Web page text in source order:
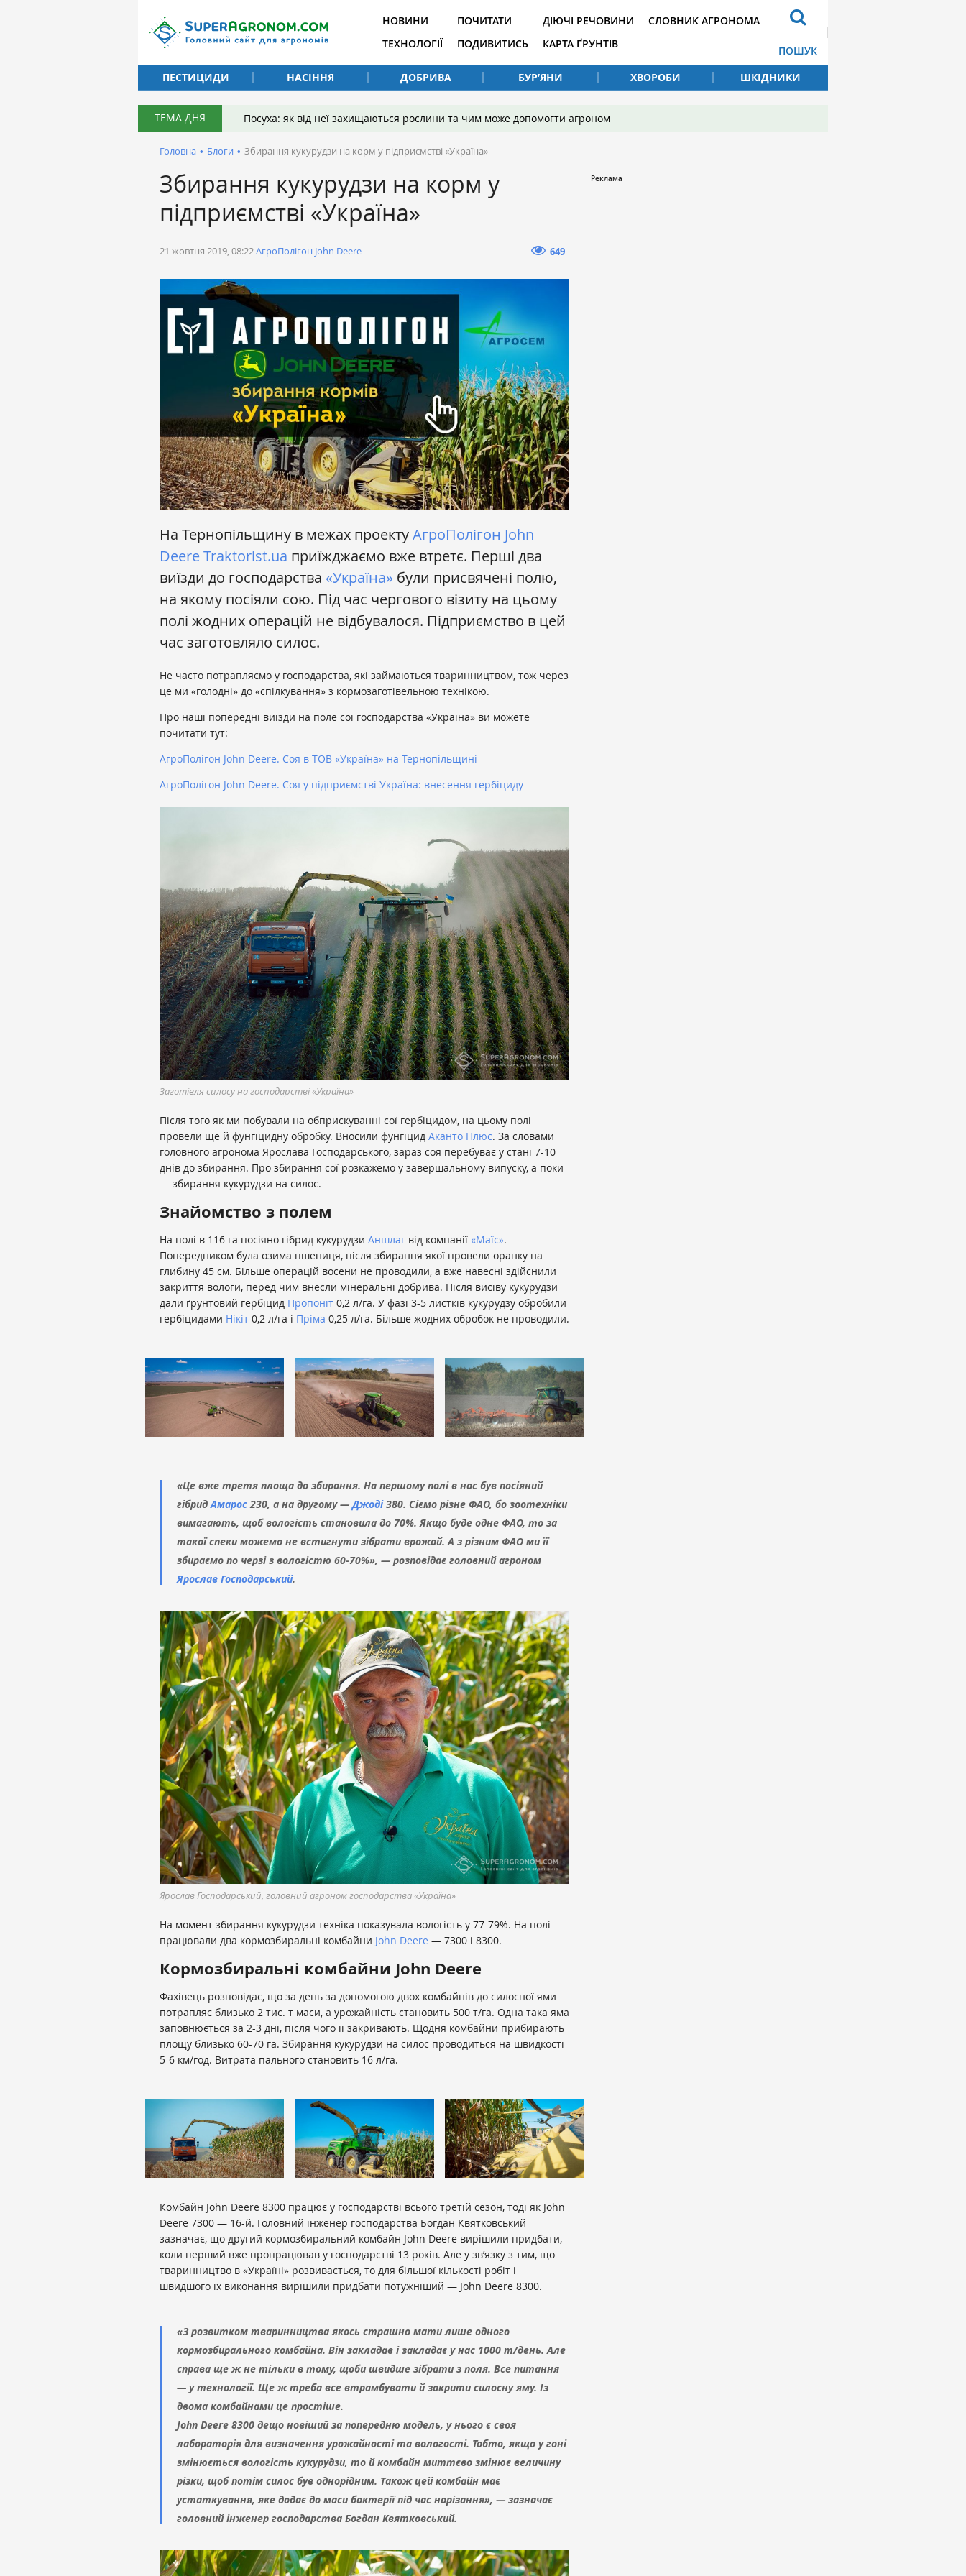
НОВИНИ
ТЕХНОЛОГІЇ
ПОЧИТАТИ
ПОДИВИТИСЬ
ДІЮЧІ РЕЧОВИНИ
КАРТА ҐРУНТІВ
СЛОВНИК АГРОНОМА
ПОШУК
ПЕСТИЦИДИ
НАСІННЯ ДОБРИВА БУР’ЯНИ ХВОРОБИ ШКІДНИКИ
ТЕМА ДНЯ Посуха: як від неї захищаються рослини та чим може допомогти агроном
Головна • Блоги • Збирання кукурудзи на корм у підприємстві «Україна»
Збирання кукурудзи на корм у
підприємстві «Україна»
21 жовтня 2019, 08:22АгроПолігон John Deere 649
На Тернопільщину в межах проектуАгроПолігон John
DeereTraktorist.ua приїжджаємо вже втретє. Перші два
виїзди до господарства «Україна» були присвячені полю,
на якому посіяли сою. Під час чергового візиту на цьому
полі жодних операцій не відбувалося. Підприємство в цей
час заготовляло силос.
Не часто потрапляємо у господарства, які займаються тваринництвом, тож через
це ми «голодні» до «спілкування» з кормозаготівельною технікою.
Про наші попередні виїзди на поле сої господарства «Україна» ви можете
почитати тут:
АгроПолігон John Deere. Соя в ТОВ «Україна» на Тернопільщині
АгроПолігон John Deere. Соя у підприємстві Україна: внесення гербіциду
Заготівля силосу на господарстві «Україна»
Після того як ми побували на обприскуванні сої гербіцидом, на цьому полі
провели ще й фунгіцидну обробку. Вносили фунгіцид Аканто Плюс. За словами
головного агронома Ярослава Господарського, зараз соя перебуває у стані 7-10
днів до збирання. Про збирання сої розкажемо у завершальному випуску, а поки
— збирання кукурудзи на силос.
Знайомство з полем
На полі в 116 га посіяно гібрид кукурудзи Аншлаг від компанії «Маїс».
Попередником була озима пшениця, після збирання якої провели оранку на
глибину 45 см. Більше операцій восени не проводили, а вже навесні здійснили
закриття вологи, перед чим внесли мінеральні добрива. Після висіву кукурудзи
дали ґрунтовий гербіцид Пропоніт 0,2 л/га. У фазі 3-5 листків кукурудзу обробили
гербіцидами Нікіт 0,2 л/га і Пріма 0,25 л/га. Більше жодних обробок не проводили.
«Це вже третя площа до збирання. На першому полі в нас був посіяний
гібридАмарос230, а на другому —Джоді380. Сіємо різне ФАО, бо зоотехніки
вимагають, щоб вологість становила до 70%. Якщо буде одне ФАО, то за
такої спеки можемо не встигнути зібрати врожай. А з різним ФАО ми її
збираємо по черзі з вологістю 60-70%», — розповідає головний агроном
Ярослав Господарський.
Ярослав Господарський, головний агроном господарства «Україна»
На момент збирання кукурудзи техніка показувала вологість у 77-79%. На полі
працювали два кормозбиральні комбайни John Deere — 7300 і 8300.
Кормозбиральні комбайни John Deere
Фахівець розповідає, що за день за допомогою двох комбайнів до силосної ями
потрапляє близько 2 тис. т маси, а урожайність становить 500 т/га. Одна така яма
заповнюється за 2-3 дні, після чого її закривають. Щодня комбайни прибирають
площу близько 60-70 га. Збирання кукурудзи на силос проводиться на швидкості
5-6 км/год. Витрата пального становить 16 л/га.
Комбайн John Deere 8300 працює у господарстві всього третій сезон, тоді як John
Deere 7300 — 16-й. Головний інженер господарства Богдан Квятковський
зазначає, що другий кормозбиральний комбайн John Deere вирішили придбати,
коли перший вже пропрацював у господарстві 13 років. Але у зв’язку з тим, що
тваринництво в «Україні» розвивається, то для більшої кількості робіт і
швидшого їх виконання вирішили придбати потужніший — John Deere 8300.
«З розвитком тваринництва якось страшно мати лише одного
кормозбирального комбайна. Він закладав і закладає у нас 1000 т/день. Але
справа ще ж не тільки в тому, щоби швидше зібрати з поля. Все питання
— у технології. Ще ж треба все втрамбувати й закрити силосну яму. Із
двома комбайнами це простіше.
John Deere 8300 дещо новіший за попередню модель, у нього є своя
лабораторія для визначення урожайності та вологості. Тобто, якщо у гоні
змінюється вологість кукурудзи, то й комбайн миттєво змінює величину
різки, щоб потім силос був однорідним. Також цей комбайн має
устаткування, яке додає до маси бактерії під час нарізання», — зазначає
головний інженер господарства Богдан Квятковський.